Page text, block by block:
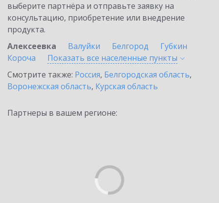
выберите партнёра и отправьте заявку на
консультацию, приобретение или внедрение
продукта.
Алексеевка
Валуйки Белгород
Губкин
Короча
Показать все населенные пункты
Смотрите также: Россия, Белгородская область,
Воронежская область, Курская область
Партнеры в вашем регионе: